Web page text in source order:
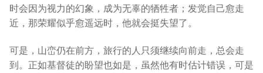
时会因为视力的幻象，成为无辜的牺牲者；发觉自己愈走
近，那荣耀似乎愈遥远时，他就会挺失望了。
可是，山峦仍在前方，旅行的人只须继续向前走，总会走
到。正如基督徒的盼望也如是，虽然他有时估计错误，可是